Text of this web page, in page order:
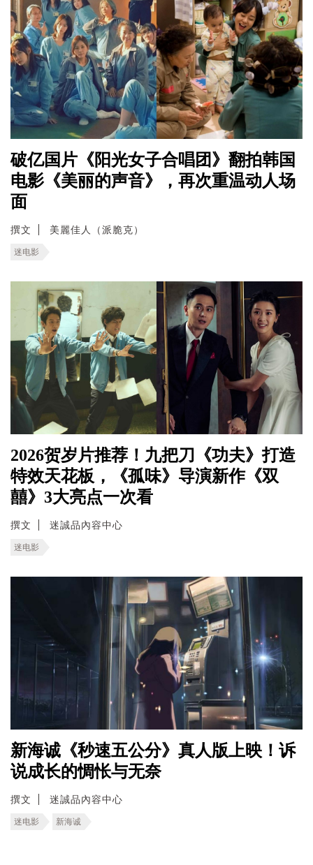
破亿国片《阳光女子合唱团》翻拍韩国
电影《美丽的声音》，再次重温动人场
面
撰文 美麗佳人（派脆克）
迷电影
2026贺岁片推荐！九把刀《功夫》打造
特效天花板，《孤味》导演新作《双
囍》3大亮点一次看
撰文 迷誠品內容中心
迷电影
新海诚《秒速五公分》真人版上映！诉
说成长的惆怅与无奈
撰文 迷誠品內容中心
迷电影 新海诚